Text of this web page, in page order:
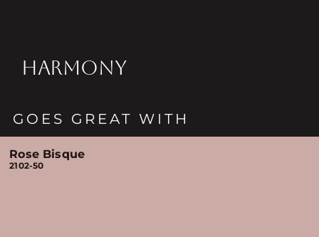
HARMONY
GOES GREAT WITH
Rose Bisque
2102-50